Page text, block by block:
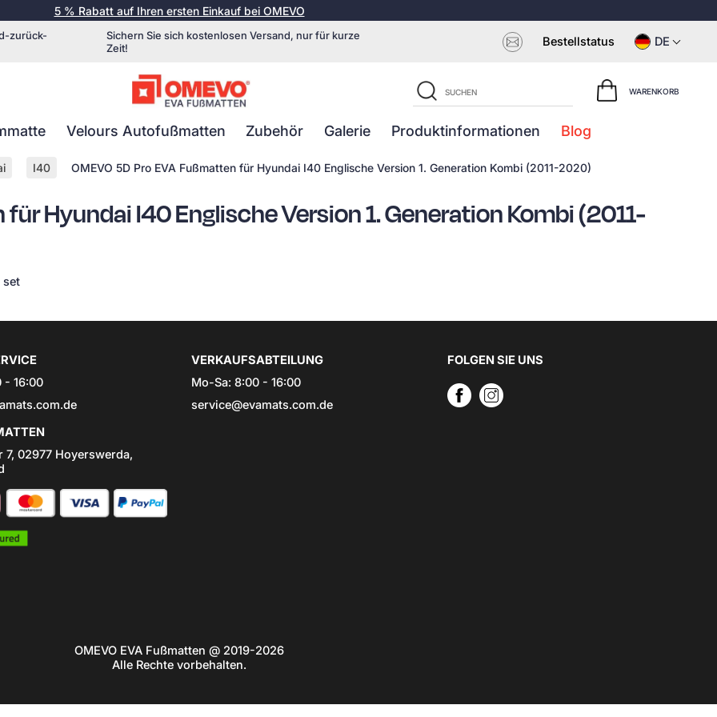
5 % Rabatt auf Ihren ersten Einkauf bei OMEVO
zurück-
Sichern Sie sich kostenlosen Versand, nur für kurze
Zeit!
Bestellstatus DE
WARENKORB
Velours Autofußmatten Zubehör Galerie Produktinformationen Blog
I40 OMEVO 5D Pro EVA Fußmatten für Hyundai I40 Englische Version 1. Generation Kombi (2011-2020)
Hyundai I40 Englische Version 1. Generation Kombi (2011-
set
- 16:00
7, 02977 Hoyerswerda,
VERKAUFSABTEILUNG
Mo-Sa: 8:00 - 16:00
service@evamats.com.de
FOLGEN SIE UNS
OMEVO EVA Fußmatten @ 2019-2026
Alle Rechte vorbehalten.